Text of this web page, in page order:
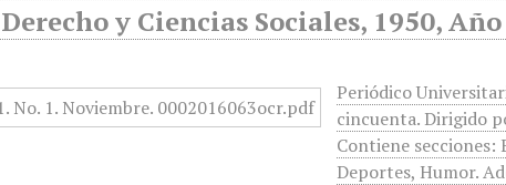
y Ciencias Sociales, 1950,
Periódico
cincuenta. Dirigido
Contiene secciones:
Deportes, Humor.